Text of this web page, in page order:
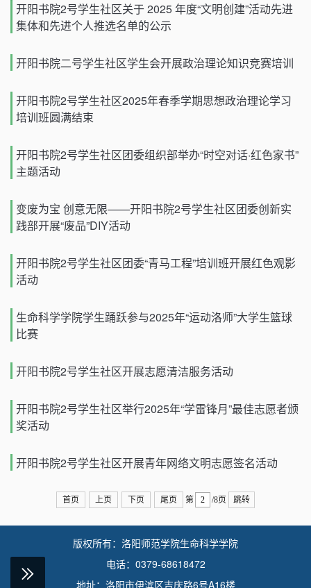
开阳书院2号学生社区关于 2025 年度“文明创建”活动先进
集体和先进个人推选名单的公示
开阳书院二号学生社区学生会开展政治理论知识竞赛培训
开阳书院2号学生社区2025年春季学期思想政治理论学习
培训班圆满结束
开阳书院2号学生社区团委组织部举办“时空对话·红色家书”
主题活动
变废为宝 创意无限——开阳书院2号学生社区团委创新实
践部开展“废品”DIY活动
开阳书院2号学生社区团委“青马工程”培训班开展红色观影
活动
生命科学学院学生踊跃参与2025年“运动洛师”大学生篮球
比赛
开阳书院2号学生社区开展志愿清洁服务活动
开阳书院2号学生社区举行2025年“学雷锋月”最佳志愿者颁
奖活动
开阳书院2号学生社区开展青年网络文明志愿签名活动
首页 上页 下页 尾页 第 /8页 跳转
版权所有：洛阳师范学院生命科学学院
电话：0379-68618472
地址：洛阳市伊滨区吉庆路6号A16楼
